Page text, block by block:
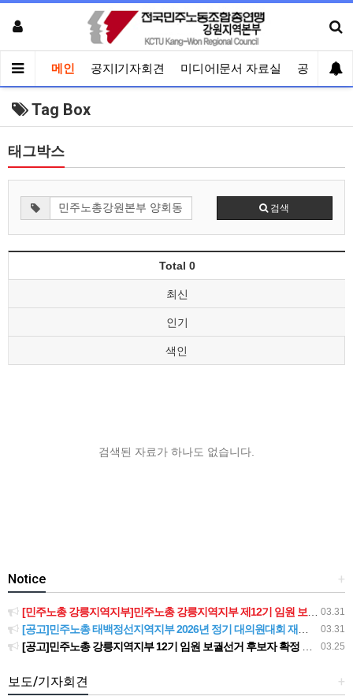
메인 공지|기자회견 미디어|문서 자료실 공유게시
Tag Box
태그박스
검색
Total 0
최신
인기
색인
검색된 자료가 하나도 없습니다.
+
Notice
03.31
[민주노총 강릉지역지부]민주노총 강릉지역지부 제12기 임원 보궐선거결과 공고
03.31
[공고]민주노총 태백정선지역지부 2026년 정기 대의원대회 재소집 건
03.25
[공고]민주노총 강릉지역지부 12기 임원 보궐선거 후보자 확정 공고
+
보도/기자회견